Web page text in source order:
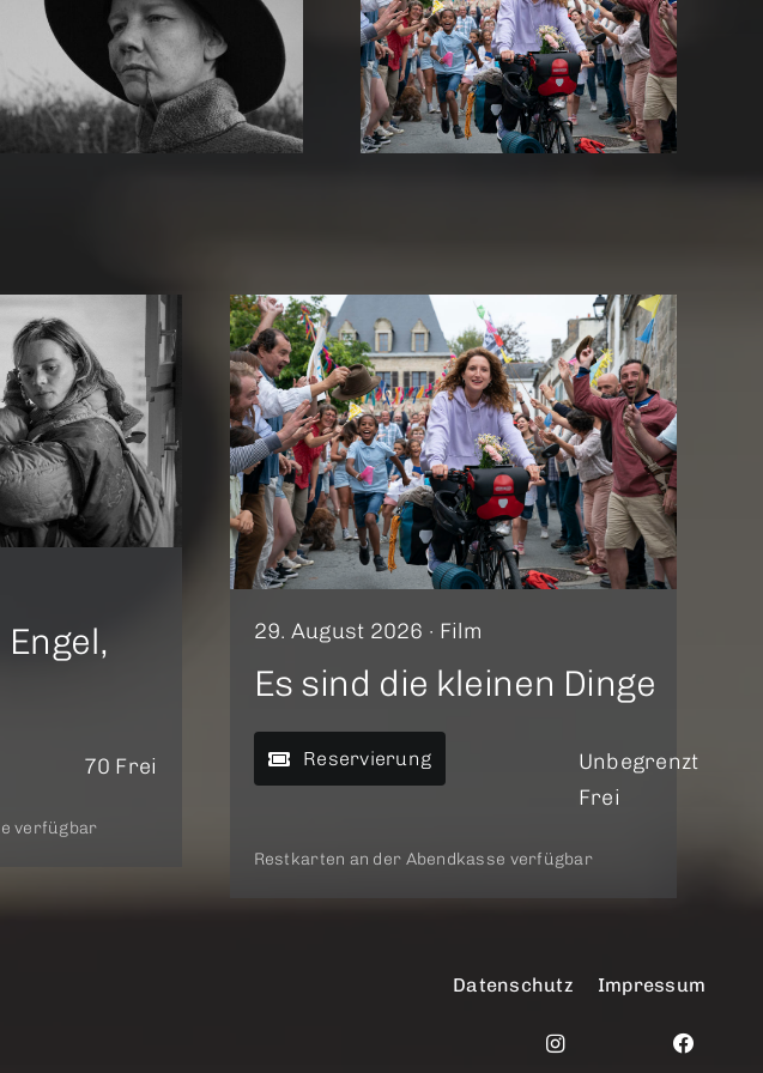
Es sind die kleinen
Dinge
Nawi – Dear Future Me
70 Frei
verfügbar
29. August 2026 · Film
Es sind die kleinen Dinge
Reservierung
Unbegrenzt
Frei
Restkarten an der Abendkasse verfügbar
Datenschutz Impressum